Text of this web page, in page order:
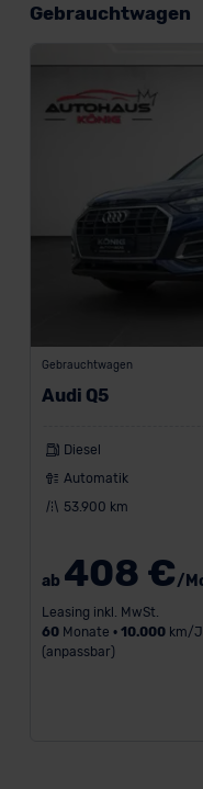
Gebrauchtwagen
Gebrauchtwagen
Audi Q5
Diesel
Automatik
53.900 km
ab 408 €/
Leasing inkl. MwSt.
60Monate • 10.000km/
(anpassbar)